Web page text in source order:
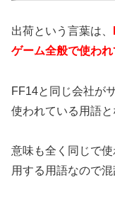
出荷という言葉は、
ゲーム全般で使われ
FF14と同じ会社が
使われている用語と
意味も全く同じで
用する用語なので混